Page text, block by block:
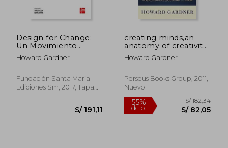
dcto. S/ 87,92 dcto.
Design for Change:
Un Movimiento
Educativo Para
Cambiar el Mundo
Howard Gardner
Fundación Santa María-
Ediciones Sm, 2017, Tapa
creating minds,an
anatomy of creativity
as seen through the
lives of freud, einstein,
eliot, g
Howard Gardner
Perseus Books Group, 2011,
Nuevo